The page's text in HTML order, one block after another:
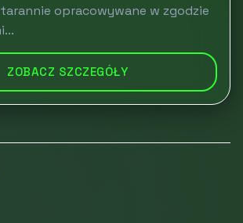
opracowywane w zgodzie
ZOBACZ SZCZEGÓŁY